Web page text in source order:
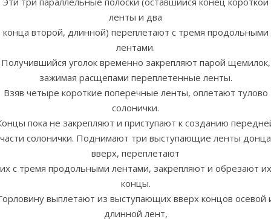
ленты и два
конца второй, длинной) переплетают с тремя продольными
лентами.
Получившийся уголок временно закрепляют парой щемилок,
зажимая расщепами переплетенные ленты.
Взяв четыре короткие поперечные ленты, оплетают тулово
солонички.
пока не закрепляют и приступают к созданию
части солонички. Поднимают три выступающие ленты донца
вверх, переплетают
их с тремя продольными лентами, закрепляют и обрезают их
концы.
выплетают из выступающих вверх концов осевой
длинной лент,